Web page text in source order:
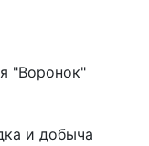
"Воронок"
и добыча